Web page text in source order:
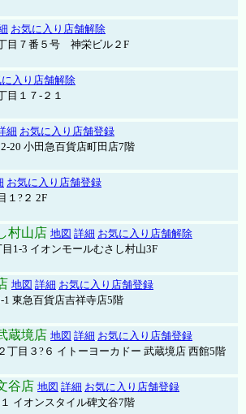
お気に入り店舗解除
目７番５号 神栄ビル２F
に入り店舗解除
目１７-２１
細 お気に入り店舗登録
20 小田急百貨店町田店7階
お気に入り店舗登録
１?２ 2F
村山店 地図 詳細 お気に入り店舗解除
1-3 イオンモールむさし村山3F
地図 詳細 お気に入り店舗登録
東急百貨店吉祥寺店5階
蔵境店 地図 詳細 お気に入り店舗登録
丁目３?６ イトーヨーカドー 武蔵境店 西館5階
谷店 地図 詳細 お気に入り店舗登録
イオンスタイル碑文谷7階